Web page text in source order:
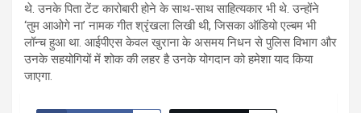
थे. उनके पिता टेंट कारोबारी होने के साथ-साथ साहित्यकार भी थे. उन्होंने
‘तुम आओगे ना’ नामक गीत श्रृंखला लिखी थी, जिसका ऑडियो एल्बम भी
लॉन्च हुआ था. आईपीएस केवल खुराना के असमय निधन से पुलिस विभाग और
उनके सहयोगियों में शोक की लहर है उनके योगदान को हमेशा याद किया
जाएगा.